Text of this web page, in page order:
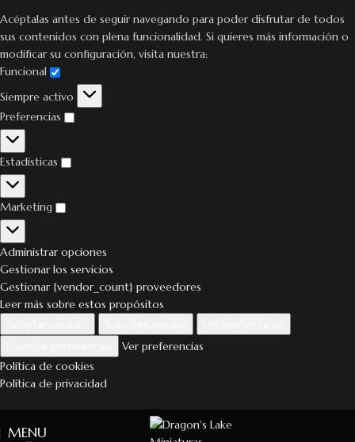
Acéptalas antes de seguir navegando para poder disfrutar de todos
sus contenidos con plena funcionalidad. Si quieres más información o
modificar su configuración, visita nuestra:
Funcional
Siempre activo
Preferencias
Estadísticas
Marketing
Administrar opciones
Gestionar los servicios
Gestionar {vendor_count} proveedores
Leer más sobre estos propósitos
Ver preferencias
Política de cookies
Política de privacidad
MENU